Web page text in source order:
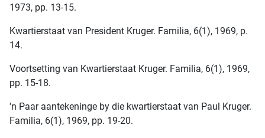
1973, pp. 13-15.
Kwartierstaat van President Kruger. Familia, 6(1), 1969, p.
14.
Voortsetting van Kwartierstaat Kruger. Familia, 6(1), 1969,
pp. 15-18.
'n Paar aantekeninge by die kwartierstaat van Paul Kruger.
Familia, 6(1), 1969, pp. 19-20.